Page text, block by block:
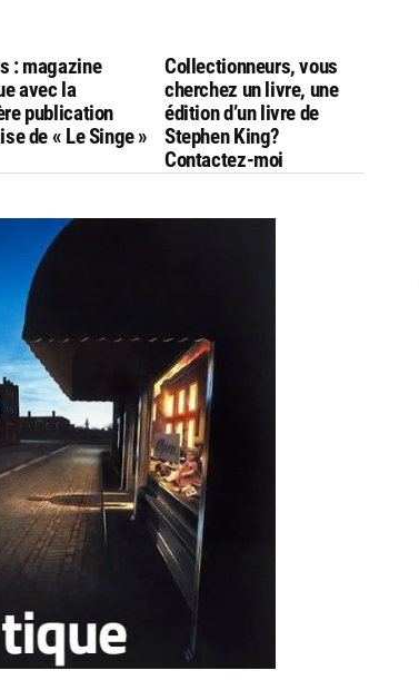
: magazine
avec la
publication
de « Le Singe »
Collectionneurs, vous
cherchez un livre, une
édition d’un livre de
Stephen King?
Contactez-moi